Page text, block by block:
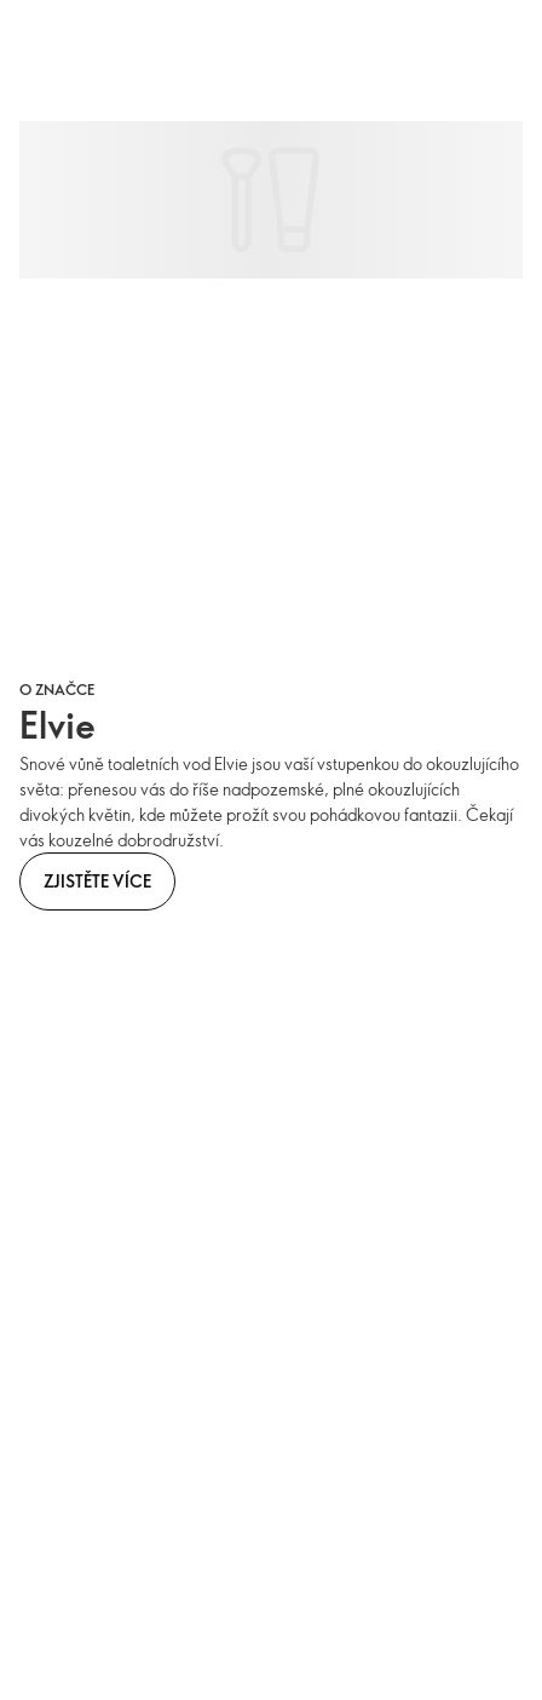
O ZNAČCE
Elvie
Snové vůně toaletních vod Elvie jsou vaší vstupenkou do okouzlujícího
světa: přenesou vás do říše nadpozemské, plné okouzlujících
divokých květin, kde můžete prožít svou pohádkovou fantazii. Čekají
vás kouzelné dobrodružství.
ZJISTĚTE VÍCE